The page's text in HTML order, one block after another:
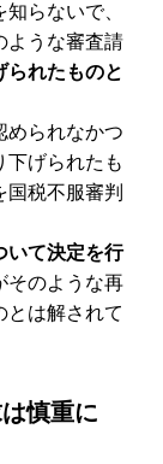
らないで、
ような審査請
られたものと
められなかつ
下げられたも
税不服審判
いて決定を行
そのような再
とは解されて
慎重に